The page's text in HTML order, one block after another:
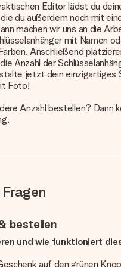
Editor lädst du
du außerdem noch mit
machen wir uns an die
mit Namen
Anschließend
Anzahl der
jetzt dein einzigartiges
Foto!
Anzahl bestellen? Dann
bestellen
und wie funktioniert
auf den grünen